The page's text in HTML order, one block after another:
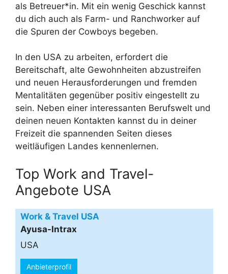
als Betreuer*in. Mit ein wenig Geschick kannst
du dich auch als Farm- und Ranchworker auf
die Spuren der Cowboys begeben.
In den USA zu arbeiten, erfordert die
Bereitschaft, alte Gewohnheiten abzustreifen
und neuen Herausforderungen und fremden
Mentalitäten gegenüber positiv eingestellt zu
sein. Neben einer interessanten Berufswelt und
deinen neuen Kontakten kannst du in deiner
Freizeit die spannenden Seiten dieses
weitläufigen Landes kennenlernen.
Top Work and Travel-
Angebote USA
Work & Travel USA
Ayusa-Intrax
USA
Anbieterprofil